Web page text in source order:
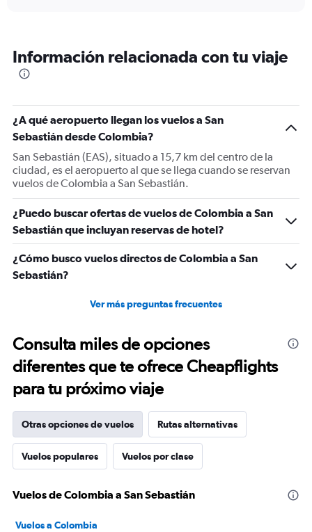
categories.
The
Y
axis
displaying
values.
Range:
0
1500.
Información relacionada con tu viaje
¿A qué aeropuerto llegan los vuelos a San
Sebastián desde Colombia?
San Sebastián (EAS), situado a 15,7 km del centro de la
ciudad, es el aeropuerto al que se llega cuando se reservan
vuelos de Colombia a San Sebastián.
¿Puedo buscar ofertas de vuelos de Colombia a San
Sebastián que incluyan reservas de hotel?
¿Cómo busco vuelos directos de Colombia a San
Sebastián?
Ver más preguntas frecuentes
Consulta miles de opciones
diferentes que te ofrece Cheapflights
para tu próximo viaje
Otras opciones de vuelos Rutas alternativas
Vuelos populares Vuelos por clase
Vuelos de Colombia a San Sebastián
Vuelos a Colombia